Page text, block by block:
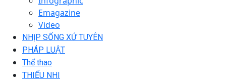
Emagazine
Video
NHỊP SỐNG XỨ TUYÊN
PHÁP LUẬT
Thể thao
THIẾU NHI